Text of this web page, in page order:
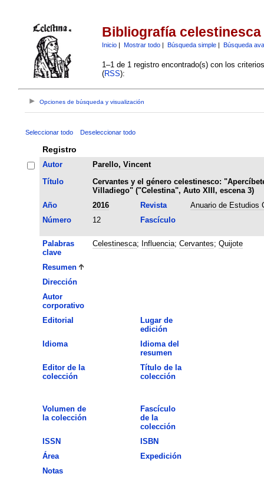
Bibliografía celestinesca
Inicio| Mostrar todo| Búsqueda simple| Búsqueda
1–1 de 1 registro encontrado(s) con los
(RSS):
Opciones de búsqueda y visualización
Seleccionar todo Deseleccionar todo
Registro
Autor
Parello, Vincent
Título
Cervantes y el género celestinesco:
Villadiego" ("Celestina", Auto XIII, escena 3)
Año
2016 Revista
Anuario de Estudios
Número
12 Fascículo
Palabras
clave
Celestinesca; Influencia; Cervantes; Quijote
Resumen
Dirección
Autor
corporativo
Editorial
Lugar de
edición
Idioma
Idioma del
resumen
Editor de la
colección
Título de la
colección
Volumen de
la colección
Fascículo
de la
colección
ISSN
ISBN
Área
Expedición
Notas